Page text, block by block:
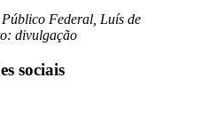
Federal, Luís de
divulgação
sociais